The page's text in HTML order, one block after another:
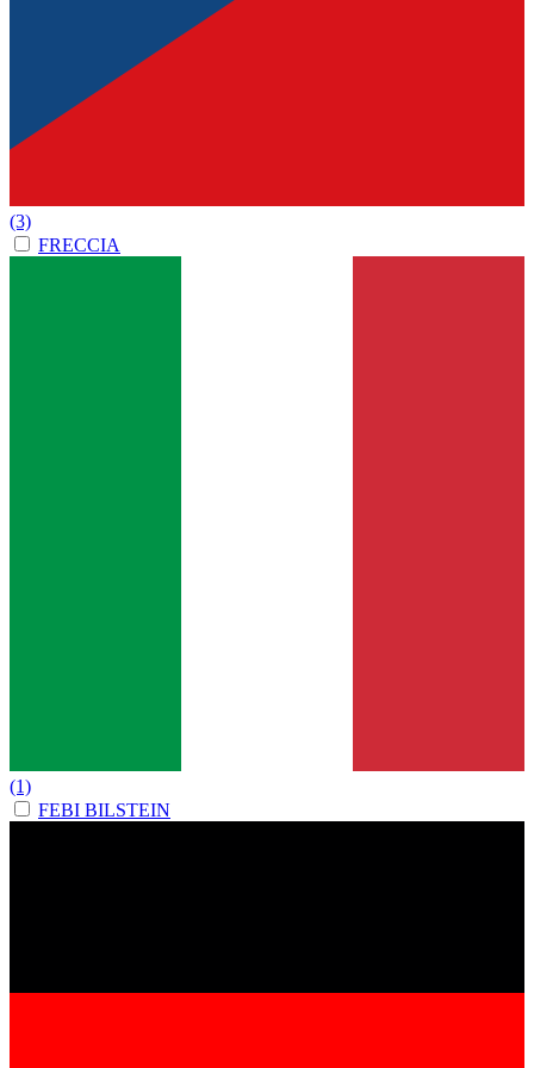
(3)
FRECCIA
(1)
FEBI BILSTEIN